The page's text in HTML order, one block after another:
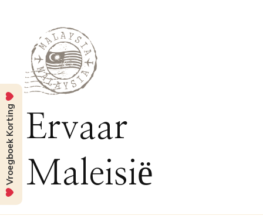
Ervaar
Maleisië
Vroegboek Korting